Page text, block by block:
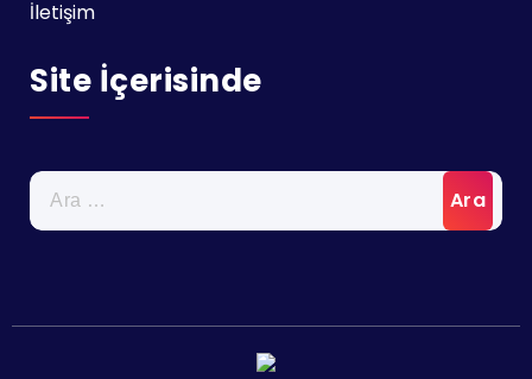
İletişim
Site İçerisinde
Arama: